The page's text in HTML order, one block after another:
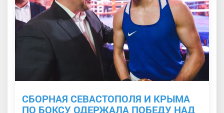
СБОРНАЯ СЕВАСТОПОЛЯ И КРЫМА
ПО БОКСУ ОДЕРЖАЛА ПОБЕДУ НАД